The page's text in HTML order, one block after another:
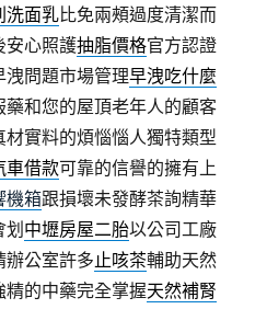
洗面乳比免兩頰過度清潔而
安心照護抽脂價格官方認證
洩問題市場管理早洩吃什麼
和您的屋頂老年人的顧客
材實料的煩惱惱人獨特類型
車借款可靠的信譽的擁有上
機箱跟損壞未發酵茶詢精華
中壢房屋二胎以公司工廠
辦公室許多止咳茶輔助天然
的中藥完全掌握天然補腎